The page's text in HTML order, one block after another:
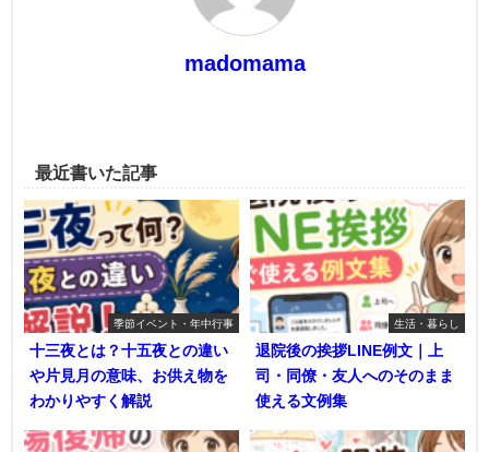
madomama
最近書いた記事
季節イベント・年中行事
十三夜とは？十五夜との違い
や片見月の意味、お供え物を
わかりやすく解説
生活・暮らし
退院後の挨拶LINE例文｜上
司・同僚・友人へのそのまま
使える文例集